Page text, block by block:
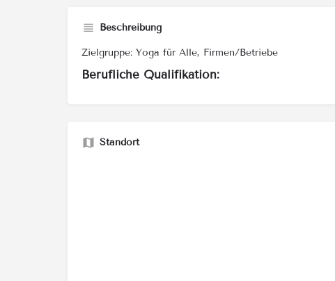
Beschreibung
Zielgruppe: Yoga für Alle, Firmen/Betriebe
Berufliche Qualifikation:
Standort